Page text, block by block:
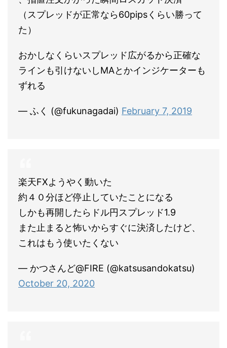
（スプレッドが正常なら60pipsくらい勝って
た）
おかしなくらいスプレッド広がるから正確な
ラインも引けないしMAとかインジケーターも
ずれる
— ふく (@fukunagadai) February 7, 2019
楽天FXようやく動いた
約４０分ほど停止していたことになる
しかも再開したらドル円スプレッド1.9
また止まると怖いからすぐに決済したけど、
これはもう使いたくない
— かつさんど@FIRE (@katsusandokatsu)
October 20, 2020